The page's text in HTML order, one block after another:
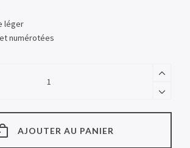
léger
numérotées
AJOUTER AU PANIER